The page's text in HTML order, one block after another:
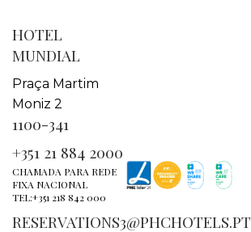
HOTEL
MUNDIAL
Praça Martim
Moniz 2
1100-341
+351 21 884 2000
CHAMADA PARA REDE
FIXA NACIONAL
TEL:+351 218 842 000
RESERVATIONS3@PHCHOTELS.PT